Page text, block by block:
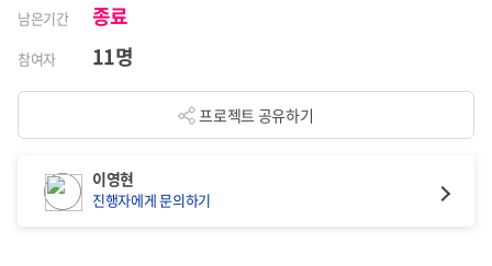
남은기간
종료
참여자 11명
프로젝트 공유하기
이영현
진행자에게 문의하기